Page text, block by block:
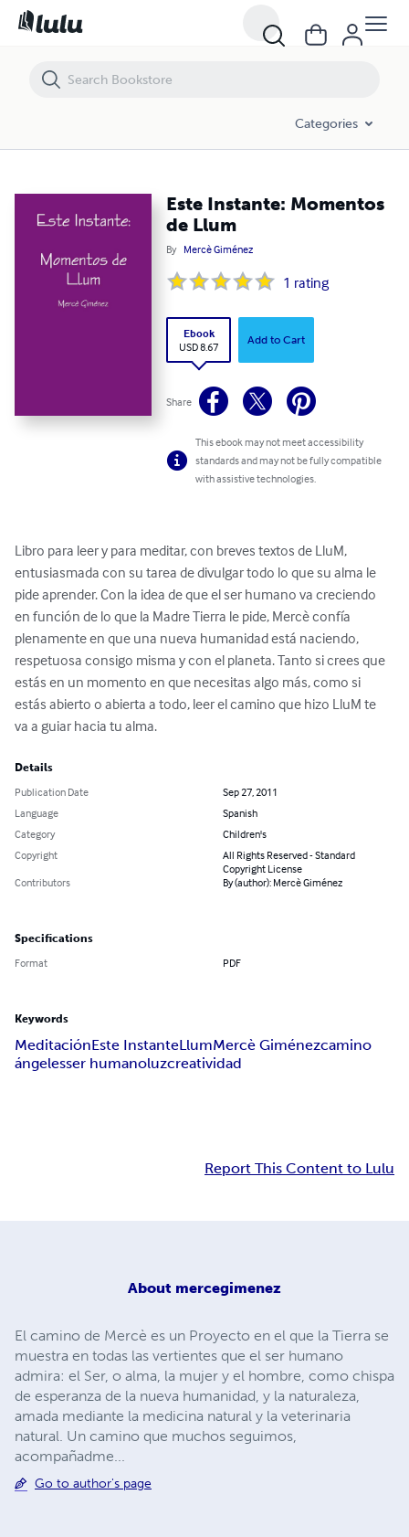
Categories
Este Instante: Momentos
de Llum
By Mercè Giménez
1 rating
Ebook
USD 8.67
Add to Cart
Share
This ebook may not meet accessibility
standards and may not be fully compatible
with assistive technologies.
Libro para leer y para meditar, con breves textos de LluM,
entusiasmada con su tarea de divulgar todo lo que su alma le
pide aprender. Con la idea de que el ser humano va creciendo
en función de lo que la Madre Tierra le pide, Mercè confía
plenamente en que una nueva humanidad está naciendo,
respetuosa consigo misma y con el planeta. Tanto si crees que
estás en un momento en que necesitas algo más, como si
estás abierto o abierta a todo, leer el camino que hizo LluM te
va a guiar hacia tu alma.
Details
Publication Date
Sep 27, 2011
Language
Spanish
Category
Children's
Copyright
All Rights Reserved - Standard
Copyright License
Contributors
By (author): Mercè Giménez
Specifications
Format PDF
Keywords
MeditaciónEste InstanteLlumMercè Giménezcamino
ángelesser humanoluzcreatividad
Report This Content to Lulu
About mercegimenez
El camino de Mercè es un Proyecto en el que la Tierra se
muestra en todas las vertientes que el ser humano
admira: el Ser, o alma, la mujer y el hombre, como chispa
de esperanza de la nueva humanidad, y la naturaleza,
amada mediante la medicina natural y la veterinaria
natural. Un camino que muchos seguimos,
acompañadme...
Go to author's page
Este Instante: Momentos de Llum